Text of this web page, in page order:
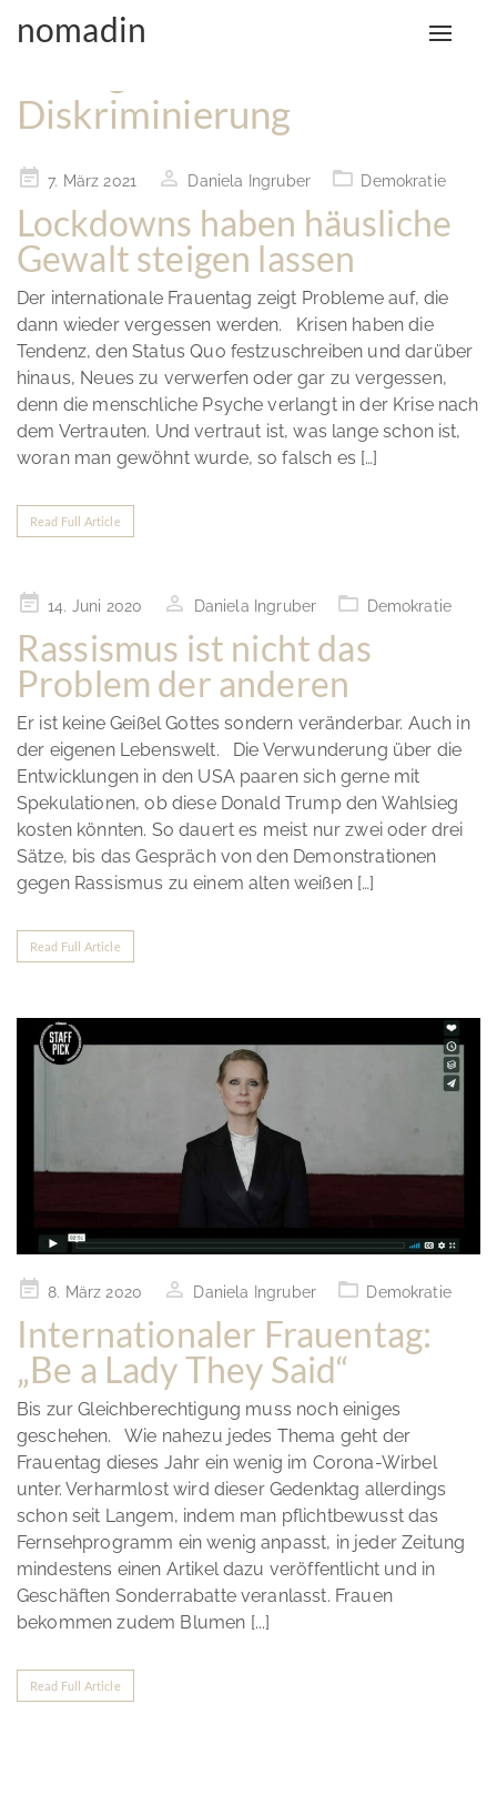
nomadin
Toggle
Diskriminierung
Posted7. März 2021 Daniela Ingruber Demokratie
Lockdowns haben häusliche
Gewalt steigen lassen
Der internationale Frauentag zeigt Probleme auf, die
dann wieder vergessen werden. Krisen haben die
Tendenz, den Status Quo festzuschreiben und darüber
hinaus, Neues zu verwerfen oder gar zu vergessen,
denn die menschliche Psyche verlangt in der Krise nach
dem Vertrauten. Und vertraut ist, was lange schon ist,
woran man gewöhnt wurde, so falsch es […]
Read Full Article
Posted14. Juni 2020 Daniela Ingruber Demokratie
Rassismus ist nicht das
Problem der anderen
Er ist keine Geißel Gottes sondern veränderbar. Auch in
der eigenen Lebenswelt. Die Verwunderung über die
Entwicklungen in den USA paaren sich gerne mit
Spekulationen, ob diese Donald Trump den Wahlsieg
kosten könnten. So dauert es meist nur zwei oder drei
Sätze, bis das Gespräch von den Demonstrationen
gegen Rassismus zu einem alten weißen […]
Read Full Article
Posted8. März 2020 Daniela Ingruber Demokratie
Internationaler Frauentag:
„Be a Lady They Said“
Bis zur Gleichberechtigung muss noch einiges
geschehen. Wie nahezu jedes Thema geht der
Frauentag dieses Jahr ein wenig im Corona-Wirbel
unter. Verharmlost wird dieser Gedenktag allerdings
schon seit Langem, indem man pflichtbewusst das
Fernsehprogramm ein wenig anpasst, in jeder Zeitung
mindestens einen Artikel dazu veröffentlicht und in
Geschäften Sonderrabatte veranlasst. Frauen
bekommen zudem Blumen [...]
Read Full Article